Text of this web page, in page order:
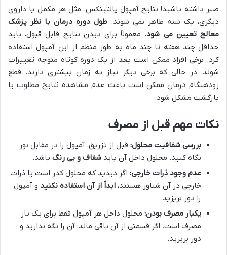
صبر داشته باشید! نتایج آمپول پانتینکس، مثل هر مکمل یا داروی
دیگری، یک شبه ظاهر نمی شوند. طول دوره درمان با نظر پزشک
معالج تعیین می شود. معمولاً برای دیدن نتایج قابل قبول، باید
حداقل چند هفته تا چند ماه به طور منظم از این آمپول استفاده
کرد. برخی افراد ممکن است بعد از یک دوره کوتاه متوجه تغییرات
شوند، در حالی که برخی دیگر نیاز به زمان بیشتری دارند. قطع
زودهنگام درمان ممکن است باعث عدم مشاهده نتایج مطلوب یا
بازگشت مشکل شود.
نکات مهم قبل از مصرف
بررسی شفافیت محلول: قبل از تزریق، آمپول را در مقابل نور
نگاه کنید. محلول داخل آن باید شفاف و بی رنگ باشد.
عدم وجود ذرات خارجی: اگر دیدید که محلول کدر است یا ذرات
خارجی در آن شناور هستند، ابداً از آن استفاده نکنید و آمپول
را دور بریزید.
یکبار مصرف بودن: محلول داخل هر آمپول فقط برای یک بار
مصرف است. اگر قسمتی از آن باقی ماند، آن را نگه ندارید و
دور بریزید.